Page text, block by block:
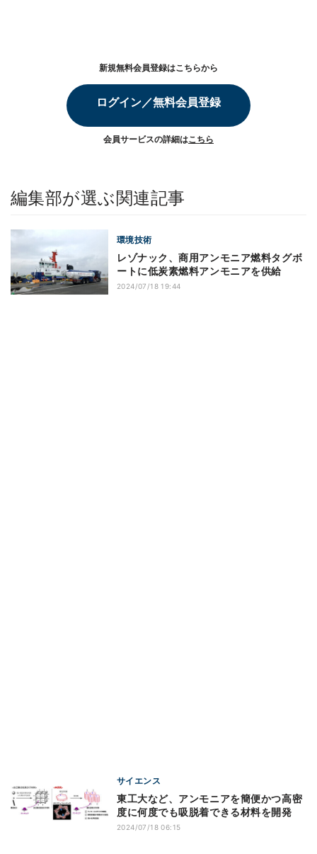
新規無料会員登録はこちらから
ログイン／無料会員登録
会員サービスの詳細はこちら
編集部が選ぶ関連記事
環境技術
レゾナック、商用アンモニア燃料タグボ
ートに低炭素燃料アンモニアを供給
2024/07/18 19:44
サイエンス
東工大など、アンモニアを簡便かつ高密
度に何度でも吸脱着できる材料を開発
2024/07/18 06:15